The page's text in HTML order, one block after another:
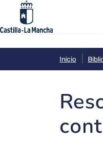
Pasar al contenido principal
Inicio